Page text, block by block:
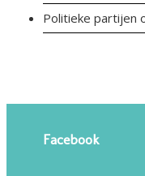
Politieke partijen
Facebook